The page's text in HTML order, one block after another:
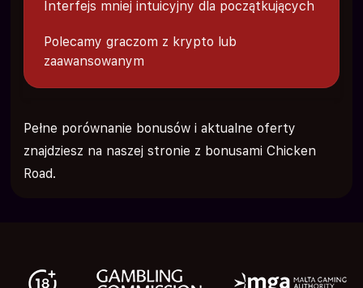
Interfejs mniej intuicyjny dla początkujących
Polecamy graczom z krypto lub
zaawansowanym
Pełne porównanie bonusów i aktualne oferty
znajdziesz na naszej stronie z bonusami Chicken
Road.